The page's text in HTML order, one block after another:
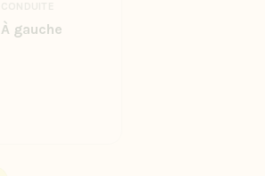
À gauche